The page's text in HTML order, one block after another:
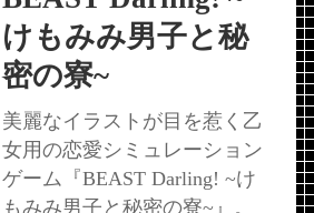
けもみみ男子と秘
密の寮~
美麗なイラストが目を惹く乙
女用の恋愛シミュレーション
ゲーム『BEAST Darling! ~け
もみみ男子と秘密の寮~』。